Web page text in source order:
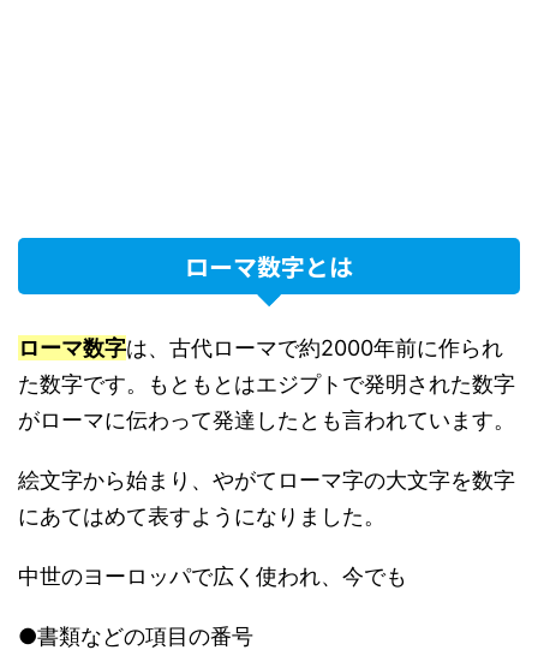
ローマ数字とは
ローマ数字は、古代ローマで約2000年前に作られ
た数字です。もともとはエジプトで発明された数字
がローマに伝わって発達したとも言われています。
絵文字から始まり、やがてローマ字の大文字を数字
にあてはめて表すようになりました。
中世のヨーロッパで広く使われ、今でも
●書類などの項目の番号